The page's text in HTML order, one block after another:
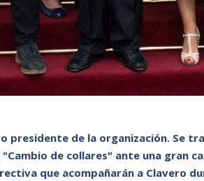
presidente de la organización. Se
de collares" ante una gran
que acompañarán a Clavero